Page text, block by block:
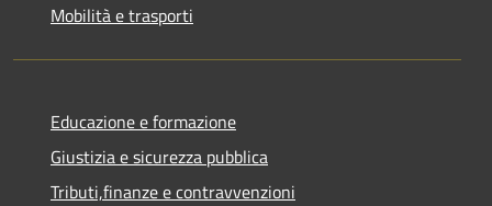
Mobilità e trasporti
Educazione e formazione
Giustizia e sicurezza pubblica
Tributi,finanze e contravvenzioni